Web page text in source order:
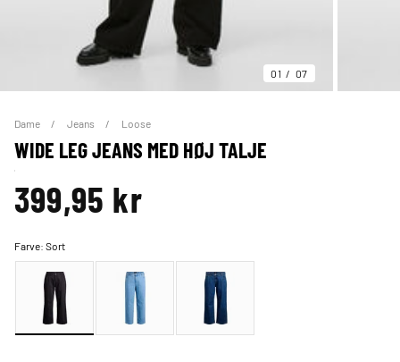
01 07
Dame Jeans Loose
WIDE LEG JEANS MED HØJ TALJE
399,95 kr
Farve:Sort